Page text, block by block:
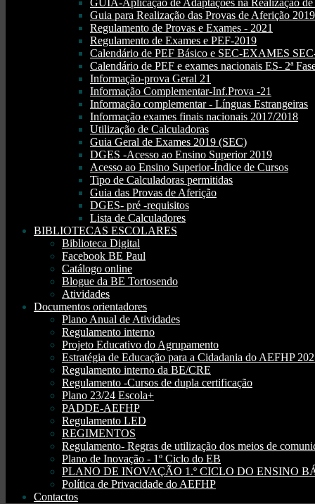
GUIA-Aplicação de Adaptações na Realização
Guia para Realização das Provas de Aferição 2019
Regulamento de Provas e Exames - 2021
Regulamento de Exames e PEF-2019
Calendário de PEF Básico e SEC-EXAMES
Calendário de PEF e exames nacionais ES- 2ª
Informação-prova Geral 21
Informação Complementar-Inf.Prova -21
Informação complementar - Línguas Estrangeiras
Informação exames finais nacionais 2017/2018
Utilização de Calculadoras
Guia Geral de Exames 2019 (SEC)
DGES -Acesso ao Ensino Superior 2019
Acesso ao Ensino Superior-Índice de Cursos
Tipo de Calculadoras permitidas
Guia das Provas de Aferição
DGES- pré -requisitos
Lista de Calculadores
BIBLIOTECAS ESCOLARES
Biblioteca Digital
Facebook BE Paul
Catálogo online
Blogue da BE Tortosendo
Atividades
Documentos orientadores
Plano Anual de Atividades
Regulamento interno
Projeto Educativo do Agrupamento
Estratégia de Educação para a Cidadania do AEFHP
Regulamento interno da BE/CRE
Regulamento -Cursos de dupla certificação
Plano 23/24 Escola+
PADDE-AEFHP
Regulamento LED
REGIMENTOS
Regulamento- Regras de utilização dos meios de
Plano de Inovação - 1º Ciclo do EB
PLANO DE INOVAÇÃO 1.º CICLO DO ENSINO
Política de Privacidade do AEFHP
Contactos